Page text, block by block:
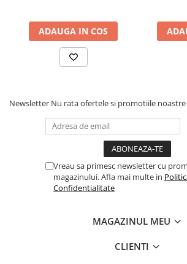
Genti laptop
Carti si jocuri pentru copii
Jocuri / Party
Coperti scolare
Diverse articole pentru scoala
Produse curatenie
Instrumente de scris
Cerneala si rezerva pentru stilou
ADAUGA IN COS
Newsletter Nu rata ofertele si promotiile noastre
Vreau sa primesc newsletter cu
magazinului. Afla mai multe in
Confidentialitate
MAGAZINUL MEU
CLIENTI